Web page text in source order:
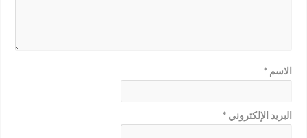
الاسم*
البريد الإلكتروني*